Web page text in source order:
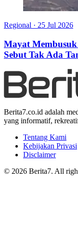
Regional · 25 Jul 2026
Mayat
Sebut Tak Ada
Berita7.co.id adalah
yang informatif,
Tentang Kami
Kebijakan Privasi
Disclaimer
© 2026 Berita7. All